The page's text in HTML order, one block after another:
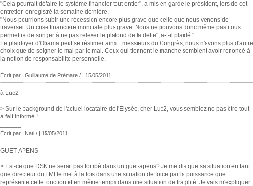
"Cela pourrait défaire le système financier tout entier", a mis en garde le président, lors de cet
entretien enregistré la semaine dernière.
"Nous pourrions subir une récession encore plus grave que celle que nous venons de
traverser. Un crise financière mondiale plus grave. Nous ne pouvons donc même pas nous
permettre de songer à ne pas relever le plafond de la dette", a-t-il plaidé."
Le plaidoyer d'Obama peut se résumer ainsi : messieurs du Congrès, nous n'avons plus d'autre
choix que de soigner le mal par le mal. Ceux qui tiennent le manche semblent avoir renoncé à
la notion de responsabilité personnelle.
Écrit par : Guillaume de Prémare / | 15/05/2011
à Luc2
> Sur le background de l'actuel locataire de l'Elysée, cher Luc2, vous semblez ne pas être tout
à fait informé !
Écrit par : Nati / | 15/05/2011
GUET-APENS
> Est-ce que DSK ne serait pas tombé dans un guet-apens? Je me dis que sa situation en tant
que directeur du FMI le met à la fois dans une situation de force par la puissance que
représente cette fonction et en même temps dans une situation de fragilité. Je vais m'expliquer